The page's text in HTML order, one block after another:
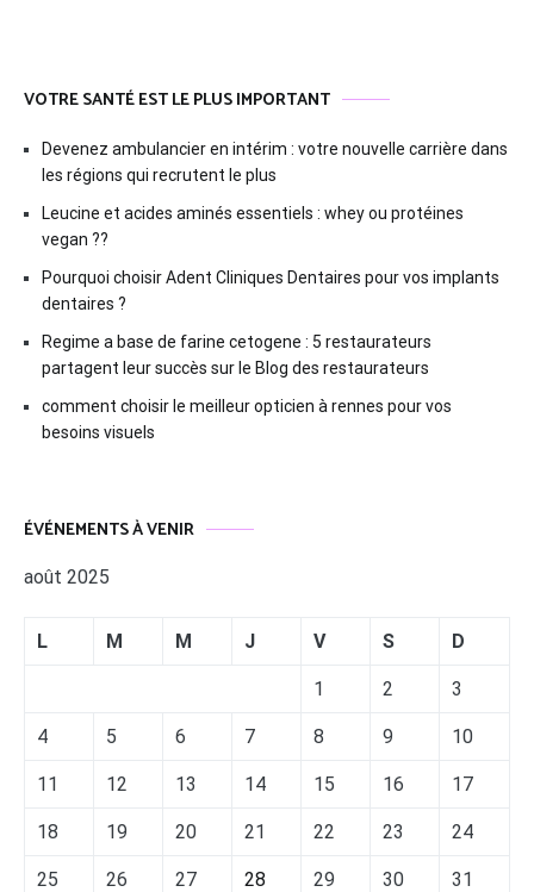
VOTRE SANTÉ EST LE PLUS IMPORTANT
Devenez ambulancier en intérim : votre nouvelle carrière dans
les régions qui recrutent le plus
Leucine et acides aminés essentiels : whey ou protéines
vegan ??
Pourquoi choisir Adent Cliniques Dentaires pour vos implants
dentaires ?
Regime a base de farine cetogene : 5 restaurateurs
partagent leur succès sur le Blog des restaurateurs
comment choisir le meilleur opticien à rennes pour vos
besoins visuels
ÉVÉNEMENTS À VENIR
août 2025
L M M J V S D
1 2 3
4 5 6 7 8 9 10
11 12 13 14 15 16 17
18 19 20 21 22 23 24
25 26 27 28 29 30 31